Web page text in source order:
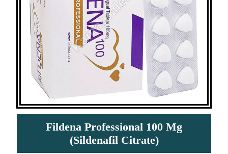
Fildena Professional 100 Mg
(Sildenafil Citrate)